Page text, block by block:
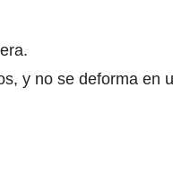
y no se deforma en